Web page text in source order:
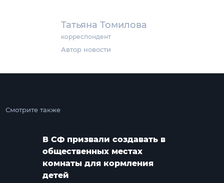
Татьяна Томилова
корреспондент
Автор новости
Смотрите также
В СФ призвали создавать в
общественных местах
комнаты для кормления
детей